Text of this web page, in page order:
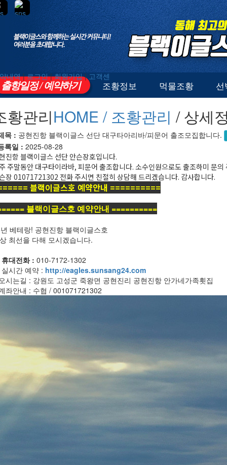
내역|로그인|회원가입|고객센
출항일정 / 예약하기 조황정보 먹물조황
황관리HOME / 조황관리 / 상세
목 : 공현진항 블랙이글스 선단 대구타아리바/피문어 출조모집합니다.
록일 : 2025-08-28
진항 블랙이글스 선단 안슨장호입니다.
주말동안 대구타이라바, 피문어 출조합니다. 소수인원으로도 출조하미 문
장 01071721302 전화 주시면 친절히 상담해 드리겠습니다. 감사합니다.
블랙이글스호 예약안내 ==========
블랙이글스호 예약안내 ==========
베테랑! 공현진항 블랙이글스호
최선을 다해 모시겠습니다.
대전화 : 010-7172-1302
시간 예약 : http://eagles.sunsang24​.com
시는길 : 강원도 고성군 죽왕면 공현진리 공현진항 안가네가족횟집
좌안내 : 수협 / 001071721302